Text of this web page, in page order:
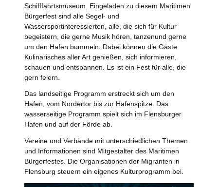
Schifffahrtsmuseum. Eingeladen zu diesem Maritimen
Bürgerfest sind alle Segel- und
Wassersportinteressierten, alle, die sich für Kultur
begeistern, die gerne Musik hören, tanzenund gerne
um den Hafen bummeln. Dabei können die Gäste
Kulinarisches aller Art genießen, sich informieren,
schauen und entspannen. Es ist ein Fest für alle, die
gern feiern.
Das landseitige Programm erstreckt sich um den
Hafen, vom Nordertor bis zur Hafenspitze. Das
wasserseitige Programm spielt sich im Flensburger
Hafen und auf der Förde ab.
Vereine und Verbände mit unterschiedlichen Themen
und Informationen sind Mitgestalter des Maritimen
Bürgerfestes. Die Organisationen der Migranten in
Flensburg steuern ein eigenes Kulturprogramm bei.